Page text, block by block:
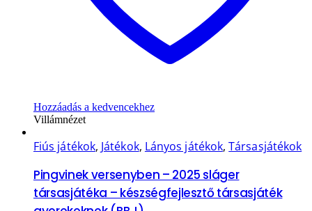
Hozzáadás a kedvencekhez
Villámnézet
Fiús játékok, Játékok, Lányos játékok,Társasjátékok
Pingvinek versenyben – 2025 sláger
társasjátéka – készségfejlesztő társasjáték